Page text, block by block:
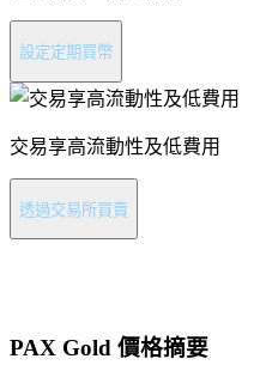
設定定期買幣
交易享高流動性及低費用
透過交易所買賣
PAX Gold 價格摘要